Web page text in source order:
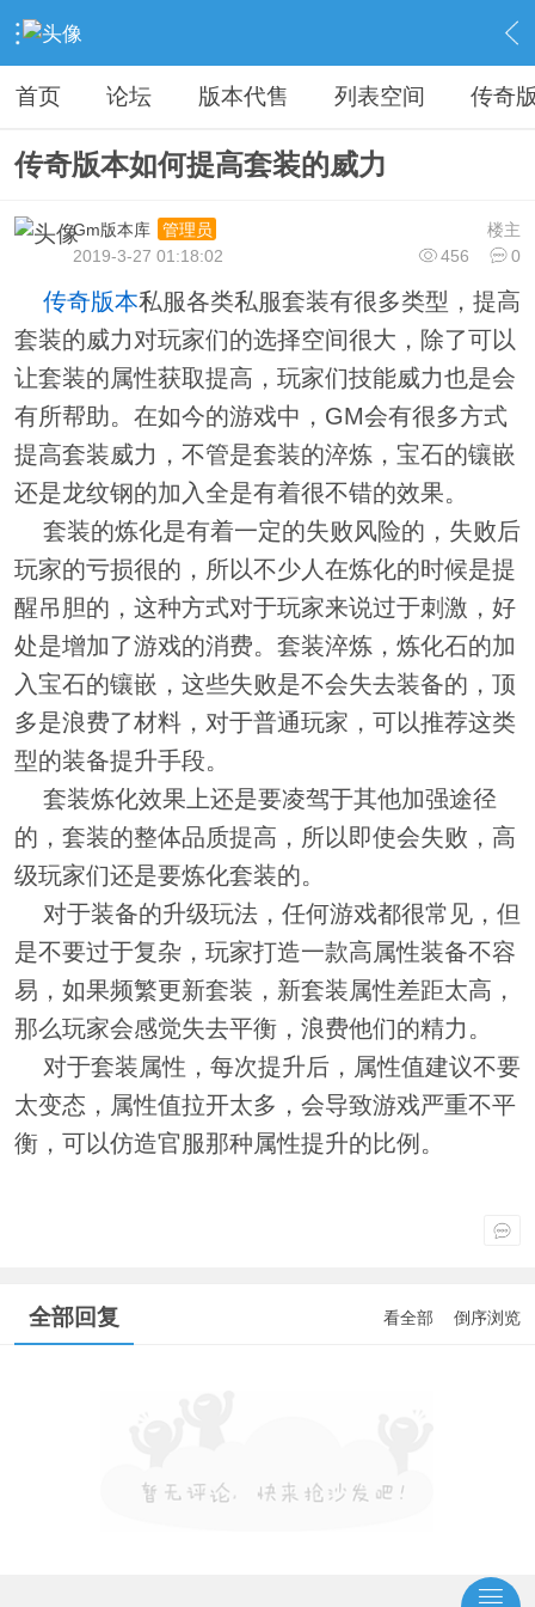
› 教程广告专区 › 广告专区 › 内容
首页 论坛 版本代售 列表空间 传奇
传奇版本如何提高套装的威力
楼主
Gm版本库
管理员
456
0
2019-3-27 01:18:02
传奇版本私服各类私服套装有很多类型，提高
套装的威力对玩家们的选择空间很大，除了可以
让套装的属性获取提高，玩家们技能威力也是会
有所帮助。在如今的游戏中，GM会有很多方式
提高套装威力，不管是套装的淬炼，宝石的镶嵌
还是龙纹钢的加入全是有着很不错的效果。
套装的炼化是有着一定的失败风险的，失败后
玩家的亏损很的，所以不少人在炼化的时候是提
醒吊胆的，这种方式对于玩家来说过于刺激，好
处是增加了游戏的消费。套装淬炼，炼化石的加
入宝石的镶嵌，这些失败是不会失去装备的，顶
多是浪费了材料，对于普通玩家，可以推荐这类
型的装备提升手段。
套装炼化效果上还是要凌驾于其他加强途径
的，套装的整体品质提高，所以即使会失败，高
级玩家们还是要炼化套装的。
对于装备的升级玩法，任何游戏都很常见，但
是不要过于复杂，玩家打造一款高属性装备不容
易，如果频繁更新套装，新套装属性差距太高，
那么玩家会感觉失去平衡，浪费他们的精力。
对于套装属性，每次提升后，属性值建议不要
太变态，属性值拉开太多，会导致游戏严重不平
衡，可以仿造官服那种属性提升的比例。
全部回复 看全部 倒序浏览